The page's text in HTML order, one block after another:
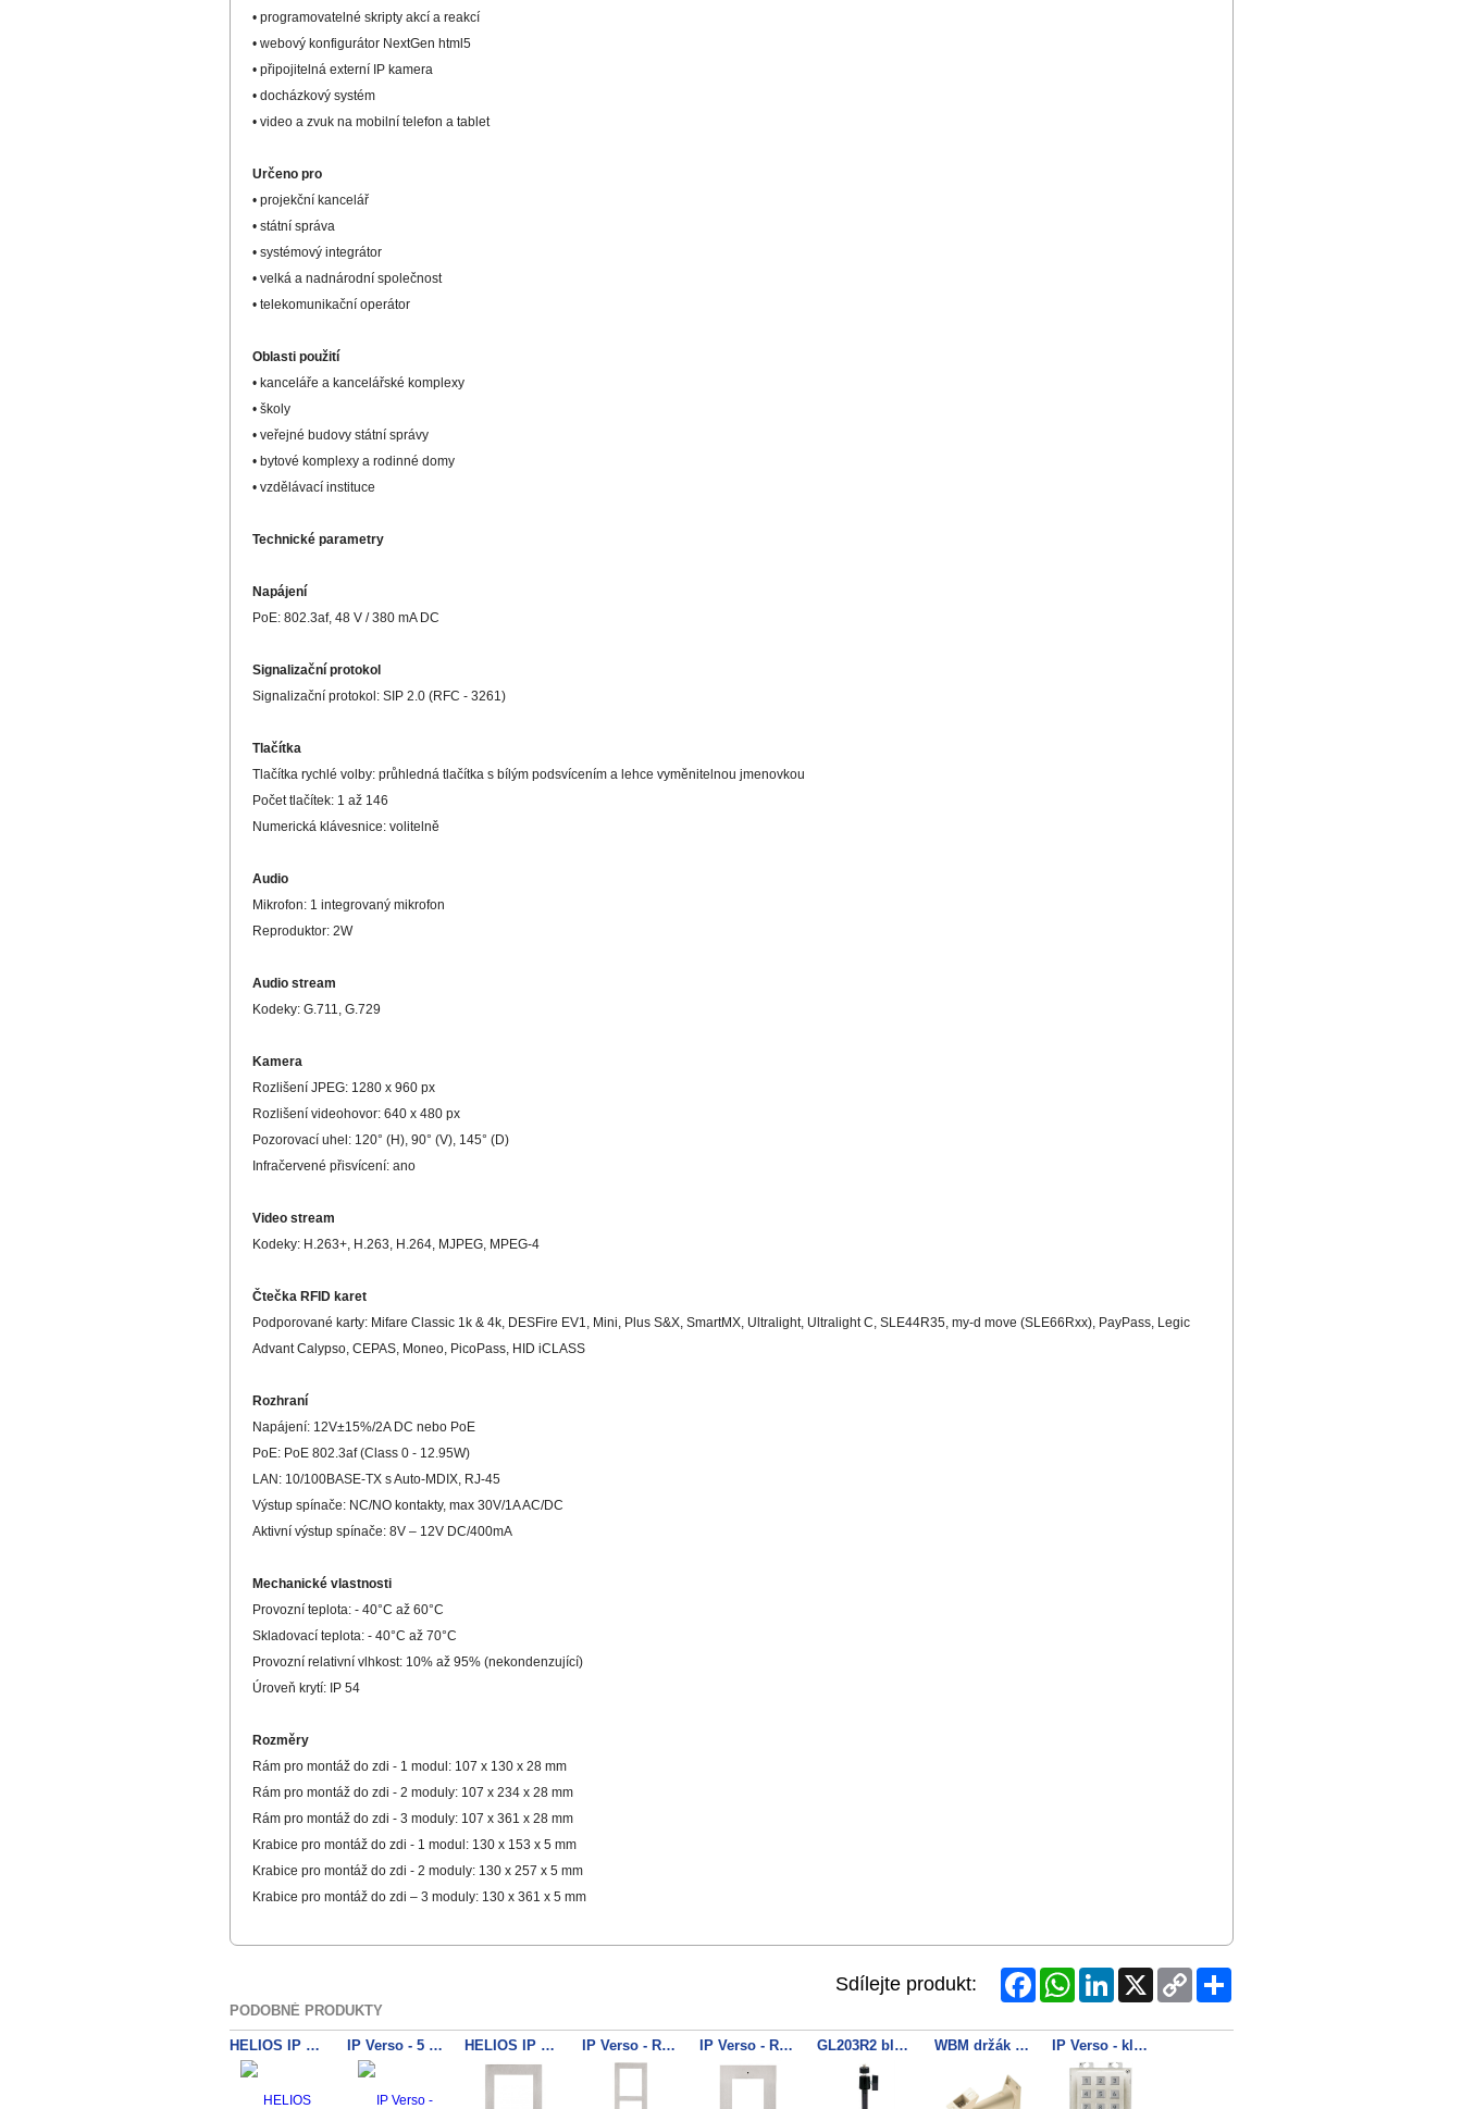
• programovatelné skripty akcí a reakcí
• webový konfigurátor NextGen html5
• připojitelná externí IP kamera
• docházkový systém
• video a zvuk na mobilní telefon a tablet
Určeno pro
• projekční kancelář
• státní správa
• systémový integrátor
• velká a nadnárodní společnost
• telekomunikační operátor
Oblasti použití
• kanceláře a kancelářské komplexy
• školy
• veřejné budovy státní správy
• bytové komplexy a rodinné domy
• vzdělávací instituce
Technické parametry
Napájení
PoE: 802.3af, 48 V / 380 mA DC
Signalizační protokol
Signalizační protokol: SIP 2.0 (RFC - 3261)
Tlačítka
Tlačítka rychlé volby: průhledná tlačítka s bílým podsvícením a lehce vyměnitelnou jmenovkou
Počet tlačítek: 1 až 146
Numerická klávesnice: volitelně
Audio
Mikrofon: 1 integrovaný mikrofon
Reproduktor: 2W
Audio stream
Kodeky: G.711, G.729
Kamera
Rozlišení JPEG: 1280 x 960 px
Rozlišení videohovor: 640 x 480 px
Pozorovací uhel: 120° (H), 90° (V), 145° (D)
Infračervené přisvícení: ano
Video stream
Kodeky: H.263+, H.263, H.264, MJPEG, MPEG-4
Čtečka RFID karet
Podporované karty: Mifare Classic 1k & 4k, DESFire EV1, Mini, Plus S&X, SmartMX, Ultralight, Ultralight C, SLE44R35, my-d move (SLE66Rxx), PayPass, Legic
Advant Calypso, CEPAS, Moneo, PicoPass, HID iCLASS
Rozhraní
Napájení: 12V±15%/2A DC nebo PoE
PoE: PoE 802.3af (Class 0 - 12.95W)
LAN: 10/100BASE-TX s Auto-MDIX, RJ-45
Výstup spínače: NC/NO kontakty, max 30V/1A AC/DC
Aktivní výstup spínače: 8V – 12V DC/400mA
Mechanické vlastnosti
Provozní teplota: - 40°C až 60°C
Skladovací teplota: - 40°C až 70°C
Provozní relativní vlhkost: 10% až 95% (nekondenzující)
Úroveň krytí: IP 54
Rozměry
Rám pro montáž do zdi - 1 modul: 107 x 130 x 28 mm
Rám pro montáž do zdi - 2 moduly: 107 x 234 x 28 mm
Rám pro montáž do zdi - 3 moduly: 107 x 361 x 28 mm
Krabice pro montáž do zdi - 1 modul: 130 x 153 x 5 mm
Krabice pro montáž do zdi - 2 moduly: 130 x 257 x 5 mm
Krabice pro montáž do zdi – 3 moduly: 130 x 361 x 5 mm
Sdílejte produkt: FacebookWhatsAppLinkedIn
X
Copy
Link
Share
PODOBNÉ PRODUKTY
HELIOS IP Verso rám 3 moduly povrch IP Verso - 5 tlačítek HELIOS IP Verso rám povrch IP Verso - Rám pro instalaci na povrch, 2 moduly IP Verso - Rám pro instalaci do zdi, 1 modul GL203R2 black bracket metal ba WBM držák venkovní IP Verso - klávesnice